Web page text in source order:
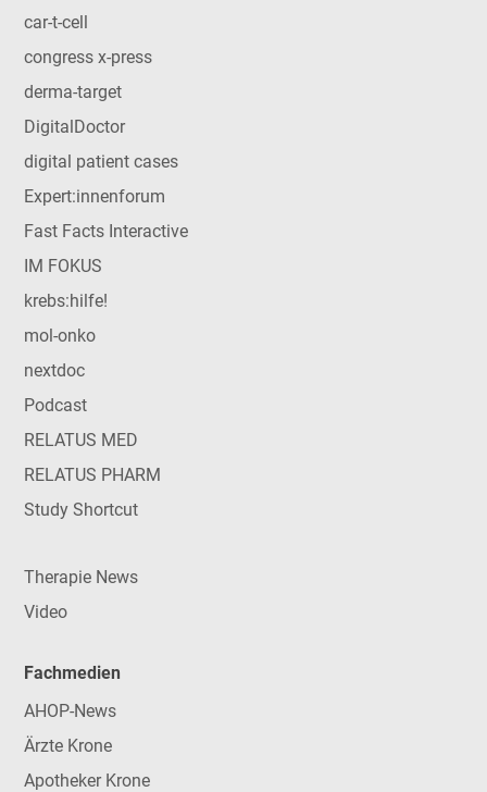
car-t-cell
congress x-press
derma-target
DigitalDoctor
digital patient cases
Expert:innenforum
Fast Facts Interactive
IM FOKUS
krebs:hilfe!
mol-onko
nextdoc
Podcast
RELATUS MED
RELATUS PHARM
Study Shortcut
Therapie News
Video
Fachmedien
AHOP-News
Ärzte Krone
Apotheker Krone